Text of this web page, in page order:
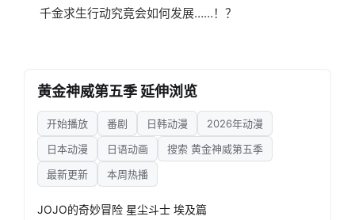
千金求生行动究竟会如何发展……！？
黄金神威第五季 延伸浏览
开始播放 番剧 日韩动漫
2026年动漫
日本动漫
日语动画
搜索 黄金神威第五季
最新更新
本周热播
JOJO的奇妙冒险 星尘斗士 埃及篇